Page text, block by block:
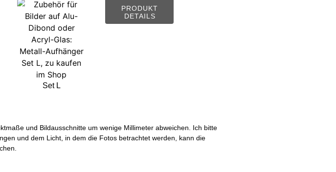
Set L
PRODUKT
DETAILS
und Bildausschnitte um wenige Millimeter abweichen. Ich bitte
und dem Licht, in dem die Fotos betrachtet werden, kann die